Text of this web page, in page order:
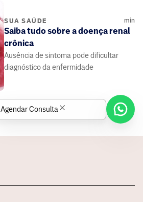
SUA SAÚDE min
Saiba tudo sobre a doença renal
crônica
Ausência de sintoma pode dificultar
diagnóstico da enfermidade
Agendar Consulta